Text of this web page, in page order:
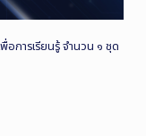
อการเรียนรู้ จำนวน ๑ ชุด